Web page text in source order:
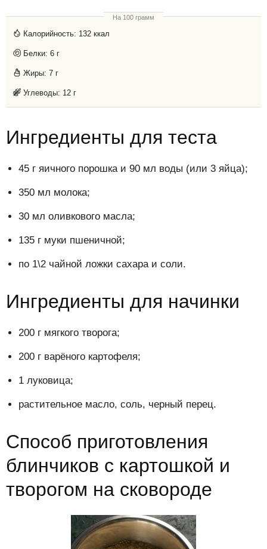
На 100 грамм
Калорийность: 132 ккал
Белки: 6 г
Жиры: 7 г
Углеводы: 12 г
Ингредиенты для теста
45 г яичного порошка и 90 мл воды (или 3 яйца);
350 мл молока;
30 мл оливкового масла;
135 г муки пшеничной;
по 1\2 чайной ложки сахара и соли.
Ингредиенты для начинки
200 г мягкого творога;
200 г варёного картофеля;
1 луковица;
растительное масло, соль, черный перец.
Способ приготовления
блинчиков с картошкой и
творогом на сковороде